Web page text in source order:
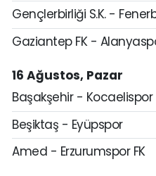
Gençlerbirliği S.K. -
Gaziantep FK -
16 Ağustos, Pazar
Başakşehir - Kocaelispor
Beşiktaş - Eyüpspor
Amed - Erzurumspor FK